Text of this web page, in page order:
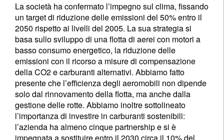
La società ha confermato l’impegno sul clima, fissando
un target di riduzione delle emissioni del 50% entro il
2050 rispetto ai livelli del 2005. La sua strategia si
basa sullo sviluppo di una flotta di aerei con motori a
basso consumo energetico, la riduzione delle
emissioni con il ricorso a misure di compensazione
della CO2 e carburanti alternativi. Abbiamo fatto
presente che l’efficienza degli aeromobili non dipende
solo dal rinnovamento della flotta, ma anche dalla
gestione delle rotte. Abbiamo inoltre sottolineato
l’importanza di investire in carburanti sostenibili:
l’azienda ha almeno cinque partnership e si è